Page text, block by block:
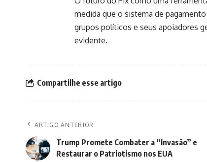
medida que o sistema de
grupos políticos e seus apoiadores
evidente.
Compartilhe esse artigo
ARTIGO ANTERIOR
Trump Promete Combater a “Invasão” e
Restaurar o Patriotismo nos EUA